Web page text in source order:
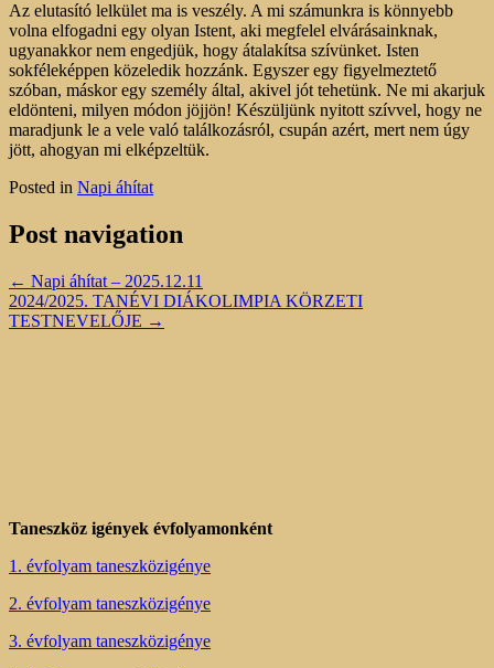
Az elutasító lelkület ma is veszély. A mi számunkra is könnyebb
volna elfogadni egy olyan Istent, aki megfelel elvárásainknak,
ugyanakkor nem engedjük, hogy átalakítsa szívünket. Isten
sokféleképpen közeledik hozzánk. Egyszer egy figyelmeztető
szóban, máskor egy személy által, akivel jót tehetünk. Ne mi akarjuk
eldönteni, milyen módon jöjjön! Készüljünk nyitott szívvel, hogy ne
maradjunk le a vele való találkozásról, csupán azért, mert nem úgy
jött, ahogyan mi elképzeltük.
Posted in Napi áhítat
Post navigation
← Napi áhítat – 2025.12.11
2024/2025. TANÉVI DIÁKOLIMPIA KÖRZETI
TESTNEVELŐJE →
Taneszköz igények évfolyamonként
1. évfolyam taneszközigénye
2. évfolyam taneszközigénye
3. évfolyam taneszközigénye